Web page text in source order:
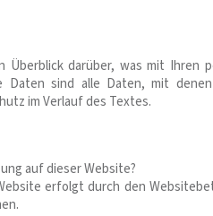
darüber, was mit Ihren
Daten sind alle Daten, mit
im Verlauf des Textes.
auf dieser Website?
erfolgt durch den